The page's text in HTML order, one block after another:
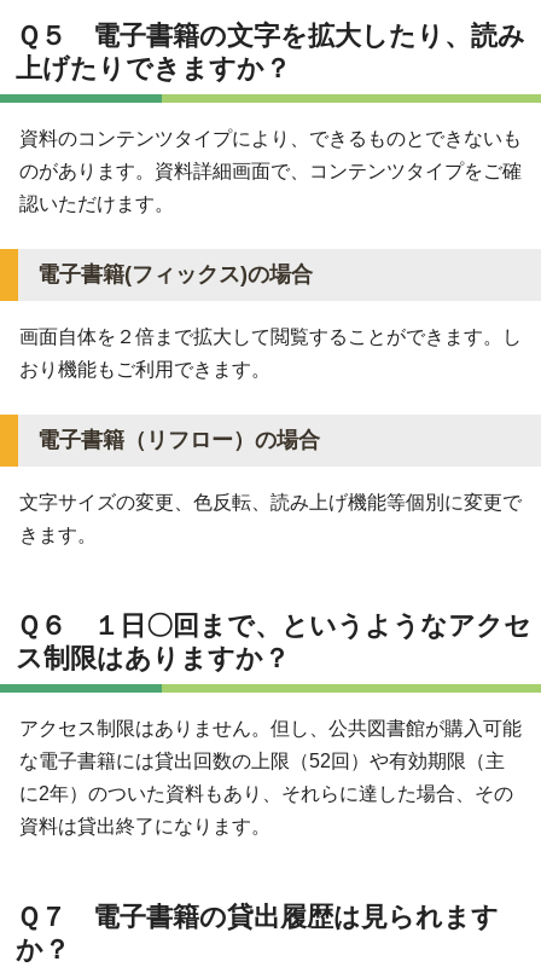
Ｑ５ 電子書籍の文字を拡大したり、読み
上げたりできますか？
資料のコンテンツタイプにより、できるものとできないも
のがあります。資料詳細画面で、コンテンツタイプをご確
認いただけます。
電子書籍(フィックス)の場合
画面自体を２倍まで拡大して閲覧することができます。し
おり機能もご利用できます。
電子書籍（リフロー）の場合
文字サイズの変更、色反転、読み上げ機能等個別に変更で
きます。
Ｑ６ １日〇回まで、というようなアクセ
ス制限はありますか？
アクセス制限はありません。但し、公共図書館が購入可能
な電子書籍には貸出回数の上限（52回）や有効期限（主
に2年）のついた資料もあり、それらに達した場合、その
資料は貸出終了になります。
Ｑ７ 電子書籍の貸出履歴は見られます
か？